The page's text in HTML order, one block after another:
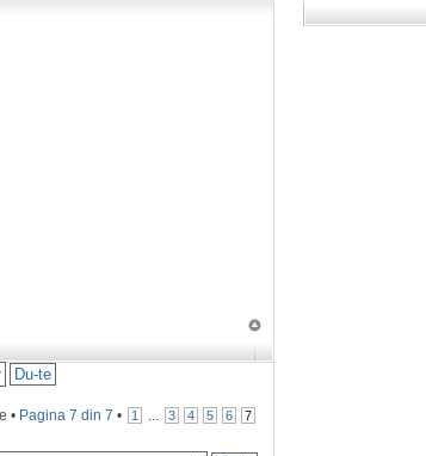
• Pagina7 din7 • 1 ... 3 4 5 6 7